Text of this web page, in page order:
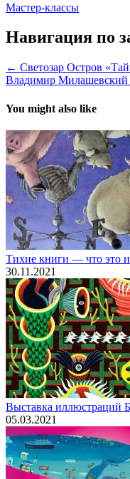
Мастер-классы
Навигация по
← Светозар Остров
Владимир Милашевский
You might also like
Тихие книги — что это
30.11.2021
Выставка иллюстраций
05.03.2021